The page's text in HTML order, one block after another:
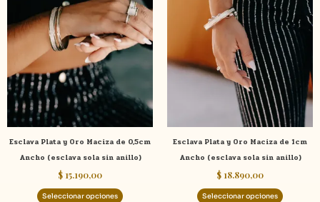
Esclava Plata y Oro Maciza de 0,5cm
Ancho (esclava sola sin anillo)
$ 15.190,00
Seleccionar opciones
producto
tiene
múltiples
variantes.
Las
se
pueden
elegir
en
la
de
Esclava Plata y Oro Maciza de 1cm
Ancho (esclava sola sin anillo)
$ 18.890,00
Seleccionar opciones
tiene
Las
se
pueden
elegir
en
la
de